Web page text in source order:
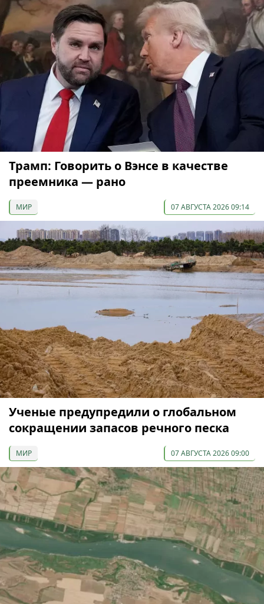
Трамп: Говорить о Вэнсе в качестве
преемника — рано
МИР 07 АВГУСТА 2026 09:14
Ученые предупредили о глобальном
сокращении запасов речного песка
МИР 07 АВГУСТА 2026 09:00